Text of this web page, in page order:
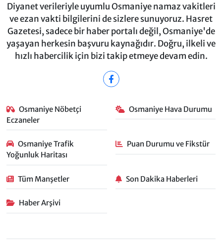
Diyanet verileriyle uyumlu Osmaniye namaz vakitleri
ve ezan vakti bilgilerini de sizlere sunuyoruz. Hasret
Gazetesi, sadece bir haber portalı değil, Osmaniye'de
yaşayan herkesin başvuru kaynağıdır. Doğru, ilkeli ve
hızlı habercilik için bizi takip etmeye devam edin.
Osmaniye Nöbetçi
Eczaneler
Osmaniye Hava Durumu
Osmaniye Trafik
Yoğunluk Haritası
Puan Durumu ve Fikstür
Tüm Manşetler Son Dakika Haberleri
Haber Arşivi